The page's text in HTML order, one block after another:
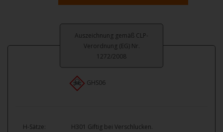
Auszeichnung gemäß CLP-
Verordnung (EG) Nr.
1272/2008
GHS06
H-Sätze:
H301 Giftig bei Verschlucken.